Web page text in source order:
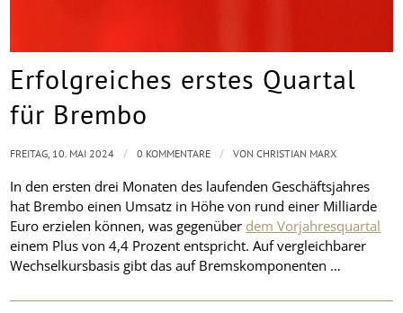
Erfolgreiches erstes Quartal
für Brembo
In den ersten drei Monaten des laufenden Geschäftsjahres
hat Brembo einen Umsatz in Höhe von rund einer Milliarde
Euro erzielen können, was gegenüber dem Vorjahresquartal
einem Plus von 4,4 Prozent entspricht. Auf vergleichbarer
Wechselkursbasis gibt das auf Bremskomponenten …
FREITAG, 10. MAI 2024 / 0 KOMMENTARE / VONCHRISTIAN MARX